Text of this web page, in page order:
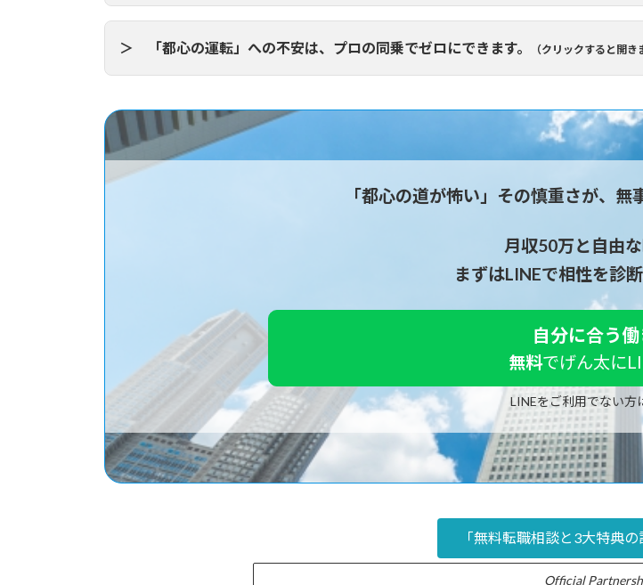
現役ドライバー兼アドバイザー
「祝い金」や「誇大広告」に
都内には約400のタクシー営業所がありますが、私が心から「良い」と勧め
い会社に入ったり、雑なエージェントに紹介されたりして、後悔する人を数
が
都内で現役タクシード
YouTube「タクシーチ
20代から業界に入り、2
※最近はLINEの投稿欄で、よりク
＞ 「都心の運転」への不安は、 プロの同乗でゼロにできます。 （クリックすると開き
Partnership
プロの同乗でゼロに
げん太経由の転職サポートでは、「稼げる優良会社の紹介」と「営業マニ
という物理的な不安までは、言葉だけで
そこで、事故や免停のリスクを極限まで減らし、安心して初乗務を迎えてい
クアップ体制
都内の実践練習：
実際の営業で頻出する都心のアンダーパスや複雑な
妥協しない「4つの安全基準」:
プロの指導実績：
指導員資格保持者、または3年以上の実務経験
有効免許の保持：
指導員の運転免許証が有効であることを常に確
補助ブレーキ完備：
教習車両には、万が一の際に教官が操作で
万全の保険体制：
自賠責に加え、十分な補償内容の任意保険へ
「都心の道が怖い」その慎重さが、 無
月収50万と自由な
まずはLINEで相性を診
自分に合う働
無料でげん太に
LINEをご利用でない方
「無料転職相談と3大特典の
Official